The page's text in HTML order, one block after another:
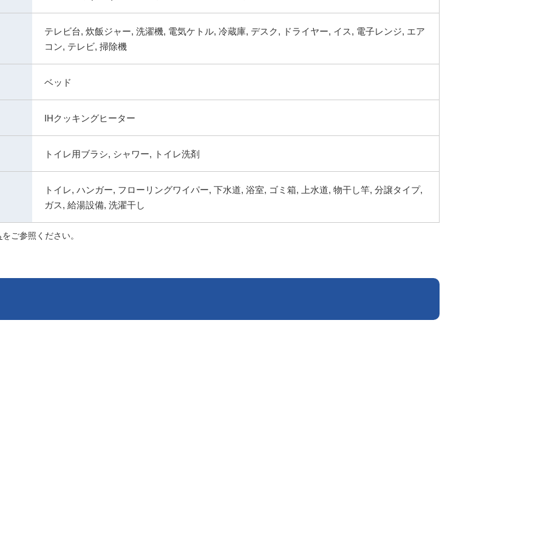
テレビ台, 炊飯ジャー, 洗濯機, 電気ケトル, 冷蔵庫, デスク, ドライヤー, イス, 電子レンジ, エア
コン, テレビ, 掃除機
ベッド
IHクッキングヒーター
トイレ用ブラシ, シャワー, トイレ洗剤
トイレ, ハンガー, フローリングワイパー, 下水道, 浴室, ゴミ箱, 上水道, 物干し竿, 分譲タイプ,
ガス, 給湯設備, 洗濯干し
をご参照ください。